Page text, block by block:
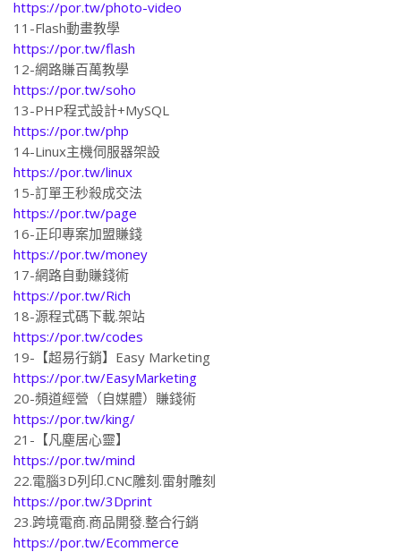
https://por.tw/photo-video
11-Flash動畫教學
https://por.tw/flash
12-網路賺百萬教學
https://por.tw/soho
13-PHP程式設計+MySQL
https://por.tw/php
14-Linux主機伺服器架設
https://por.tw/linux
15-訂單王秒殺成交法
https://por.tw/page
16-正印專案加盟賺錢
https://por.tw/money
17-網路自動賺錢術
https://por.tw/Rich
18-源程式碼下載.架站
https://por.tw/codes
19-【超易行銷】Easy Marketing
https://por.tw/EasyMarketing
20-頻道經營（自媒體）賺錢術
https://por.tw/king/
21-【凡塵居心靈】
https://por.tw/mind
22.電腦3D列印.CNC雕刻.雷射雕刻
https://por.tw/3Dprint
23.跨境電商.商品開發.整合行銷
https://por.tw/Ecommerce